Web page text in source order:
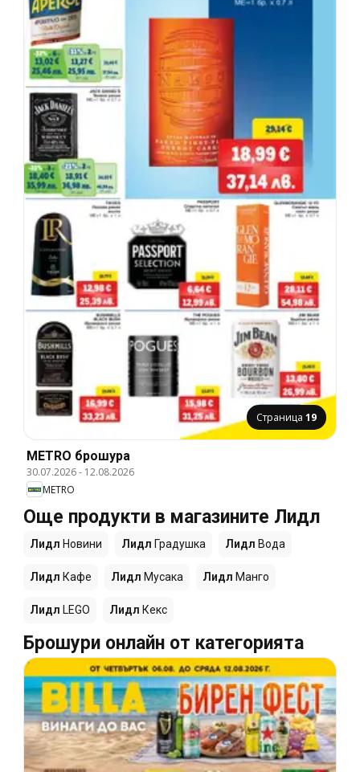
Страница 19
METRO брошура
30.07.2026- 12.08.2026
METRO
Още продукти в магазините Лидл
Лидл Новини Лидл Градушка Лидл Вода
Лидл Кафе Лидл Мусака Лидл Манго
Лидл LEGO Лидл Кекс
Брошури онлайн от категорията